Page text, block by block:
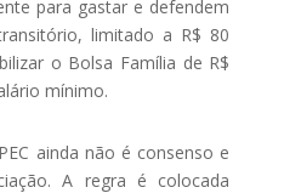
para gastar e defendem
limitado a R$ 80
o Bolsa Família de R$
mínimo.
ainda não é consenso e
A regra é colocada